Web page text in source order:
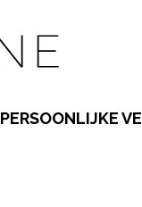
PERSOONLIJKE